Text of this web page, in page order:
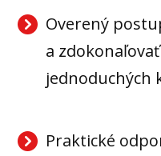
Overený
a
jednoduchých
Praktické